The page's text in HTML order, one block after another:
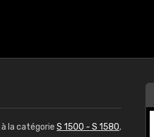
la catégorie S 1500 - S 1580,